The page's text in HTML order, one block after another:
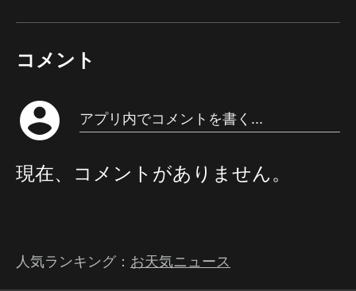
コメント
account_circle アプリ内でコメントを書く...
現在、コメントがありません。
人気ランキング： お天気ニュース